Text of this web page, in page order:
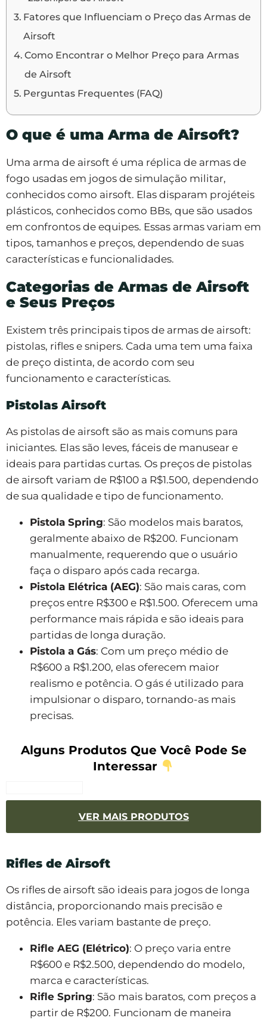
Fatores que Influenciam o Preço das Armas de
Airsoft
Como Encontrar o Melhor Preço para Armas
de Airsoft
Perguntas Frequentes (FAQ)
O que é uma Arma de Airsoft?
Uma arma de airsoft é uma réplica de armas de
fogo usadas em jogos de simulação militar,
conhecidos como airsoft. Elas disparam projéteis
plásticos, conhecidos como BBs, que são usados
em confrontos de equipes. Essas armas variam em
tipos, tamanhos e preços, dependendo de suas
características e funcionalidades.
Categorias de Armas de Airsoft
e Seus Preços
Existem três principais tipos de armas de airsoft:
pistolas, rifles e snipers. Cada uma tem uma faixa
de preço distinta, de acordo com seu
funcionamento e características.
Pistolas Airsoft
As pistolas de airsoft são as mais comuns para
iniciantes. Elas são leves, fáceis de manusear e
ideais para partidas curtas. Os preços de pistolas
de airsoft variam de R$100 a R$1.500, dependendo
de sua qualidade e tipo de funcionamento.
Pistola Spring: São modelos mais baratos,
geralmente abaixo de R$200. Funcionam
manualmente, requerendo que o usuário
faça o disparo após cada recarga.
Pistola Elétrica (AEG): São mais caras, com
preços entre R$300 e R$1.500. Oferecem uma
performance mais rápida e são ideais para
partidas de longa duração.
Pistola a Gás: Com um preço médio de
R$600 a R$1.200, elas oferecem maior
realismo e potência. O gás é utilizado para
impulsionar o disparo, tornando-as mais
precisas.
Alguns Produtos Que Você Pode Se
Interessar
VER MAIS PRODUTOS
Rifles de Airsoft
Os rifles de airsoft são ideais para jogos de longa
distância, proporcionando mais precisão e
potência. Eles variam bastante de preço.
Rifle AEG (Elétrico): O preço varia entre
R$600 e R$2.500, dependendo do modelo,
marca e características.
Rifle Spring: São mais baratos, com preços a
partir de R$200. Funcionam de maneira